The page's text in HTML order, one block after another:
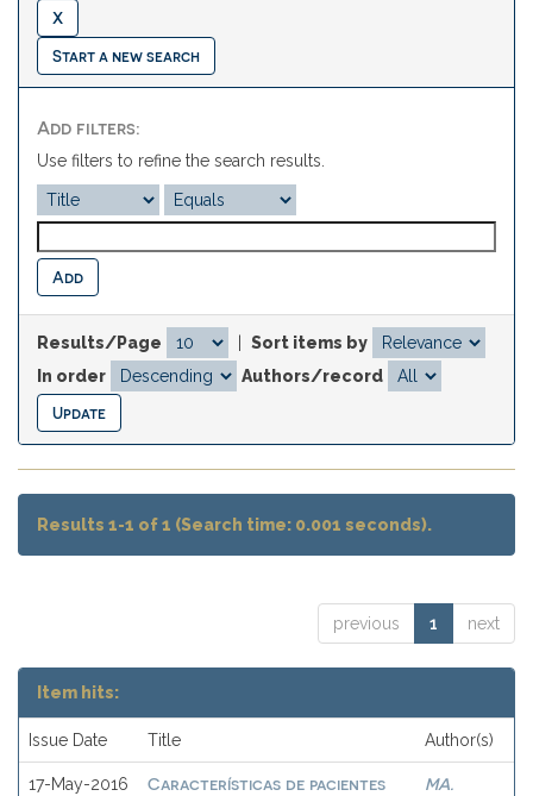
Start a new search
Add filters:
Use filters to refine the search results.
Results/Page
Sort items by
In order
Authors/record
Results 1-1 of 1 (Search time: 0.001 seconds).
previous 1 next
Item hits:
Issue Date Title Author(s)
17-May-2016
Características de pacientes
MA.